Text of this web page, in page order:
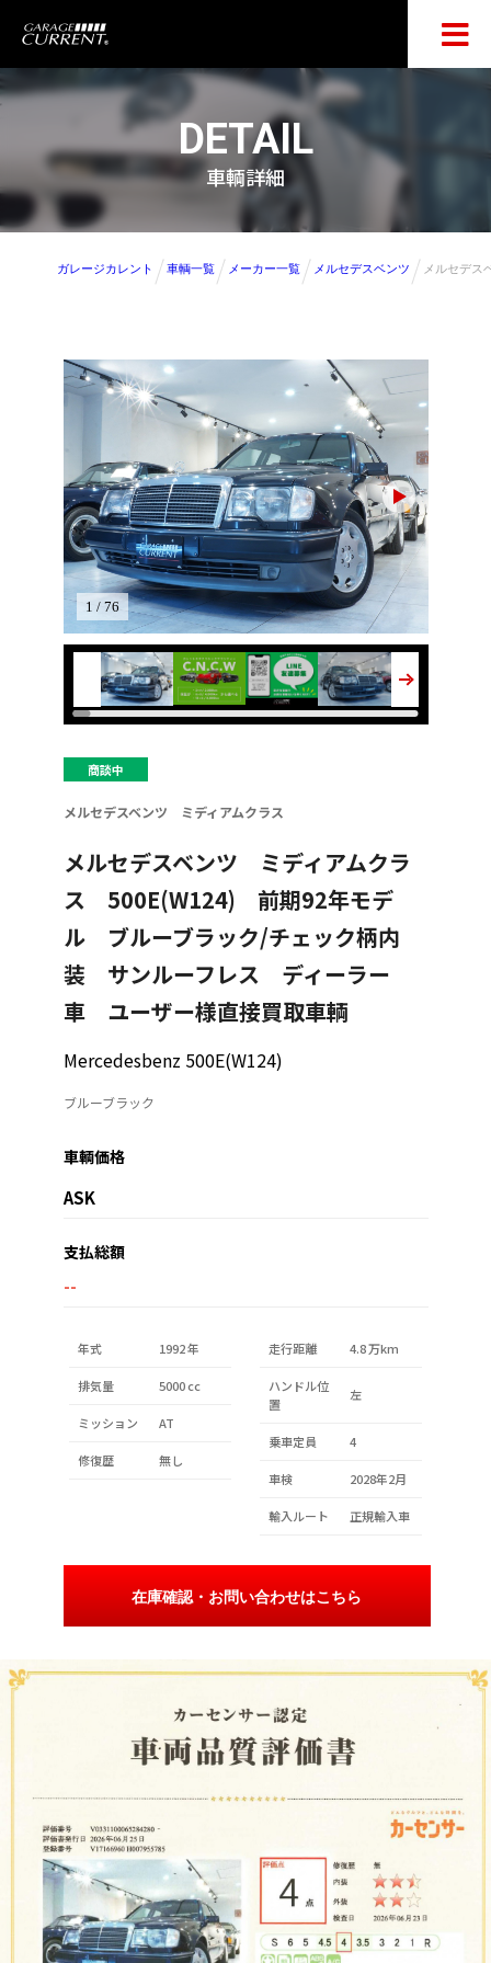
DETAIL
車輌詳細
ガレージカレント 車輌一覧 メーカー一覧 メルセデスベンツ メルセデ
1 / 76
商談中
メルセデスベンツ ミディアムクラス
メルセデスベンツ ミディアムクラ
ス 500E(W124) 前期92年モデ
ル ブルーブラック/チェック柄内
装 サンルーフレス ディーラー
車 ユーザー様直接買取車輌
Mercedesbenz 500E(W124)
ブルーブラック
車輌価格
ASK
支払総額
--
年式 1992 年
排気量 5000 cc
ミッション AT
修復歴 無し
走行距離 4.8 万km
ハンドル位
置
左
乗車定員 4
車検 2028年2月
輸入ルート 正規輸入車
在庫確認・お問い合わせはこちら